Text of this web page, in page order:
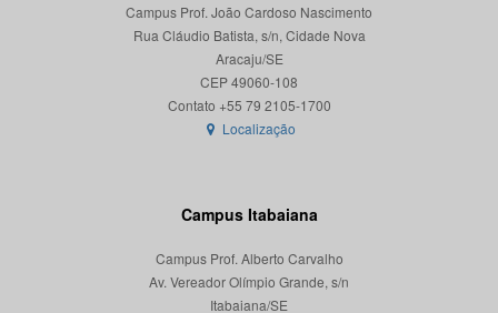
Campus Prof. João Cardoso Nascimento
Rua Cláudio Batista, s/n, Cidade Nova
Aracaju/SE
CEP 49060-108
Localização
Campus Itabaiana
Campus Prof. Alberto Carvalho
Av. Vereador Olímpio Grande, s/n
Itabaiana/SE